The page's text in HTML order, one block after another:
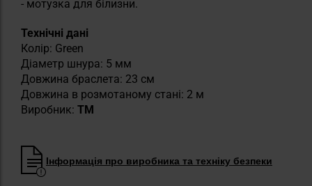
- мотузка для білизни.
Технічні дані
Колір: Green
Діаметр шнура: 5 мм
Довжина браслета: 23 см
Довжина в розмотаному стані: 2 м
Виробник: TM
Інформація про виробника та техніку безпеки